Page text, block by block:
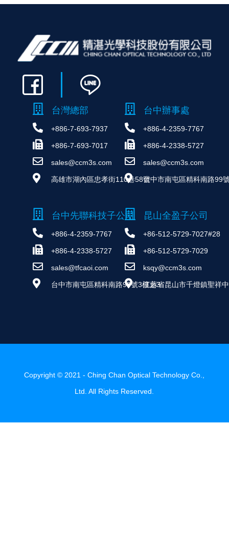
台灣總部
+886-7-693-7937
+886-7-693-7017
sales@ccm3s.com
高雄市湖內區忠孝街110巷58號
台中辦事處
+886-4-2359-7767
+886-4-2338-5727
sales@ccm3s.com
台中市南屯區精科南路99
台中先聯科技子公司
+886-4-2359-7767
+886-4-2338-5727
sales@tfcaoi.com
台中市南屯區精科南路99號3樓之3
昆山全盈子公司
+86-512-5729-7027#28
+86-512-5729-7029
ksqy@ccm3s.com
江蘇省昆山市千燈鎮聖祥
Copyright © 2021 - Ching Chan Optical Technology Co.,
Ltd. All Rights Reserved.